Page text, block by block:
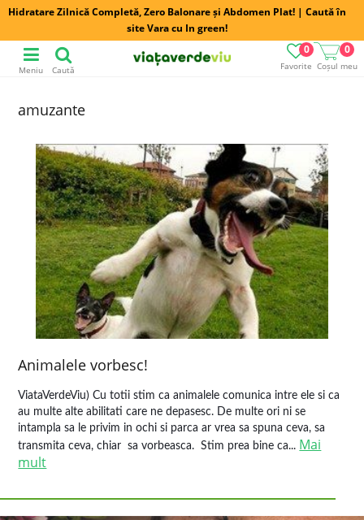
Hidratare Zilnică Completă, Zero Balonare și Abdomen Plat! | Caută în
site Vara cu In green!
Favorite
0
Coșul meu
0
Meniu Caută
amuzante
Animalele vorbesc!
ViataVerdeViu) Cu totii stim ca animalele comunica intre ele si ca
au multe alte abilitati care ne depasesc. De multe ori ni se
intampla sa le privim in ochi si parca ar vrea sa spuna ceva, sa
transmita ceva, chiar sa vorbeasca. Stim prea bine ca... Mai
mult